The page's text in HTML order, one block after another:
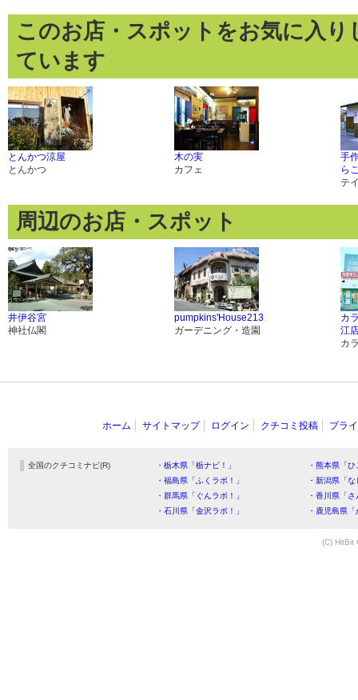
このお店・スポットをお気に入
ています
とんかつ涼屋
とんかつ
木の実
カフェ
手
ら
テ
周辺のお店・スポット
井伊谷宮
神社仏閣
pumpkins'House213
ガーデニング・造園
カ
江
カ
ホーム サイトマップ ログイン クチコミ投稿 プラ
全国のクチコミナビ(R) ・栃木県「栃ナビ！」
・熊本県「
・福島県「ふくラボ！」
・新潟県「
・群馬県「ぐんラボ！」
・香川県「
・石川県「金沢ラボ！」
・鹿児島県
(C) HitBit